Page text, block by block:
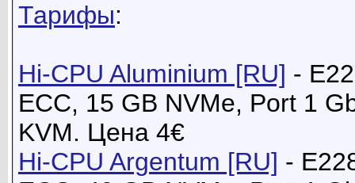
Тарифы:
Hi-CPU Aluminium [RU] -
ECC, 15 GB NVMe, Port 1
KVM. Цена 4€
Hi-CPU Argentum [RU] -